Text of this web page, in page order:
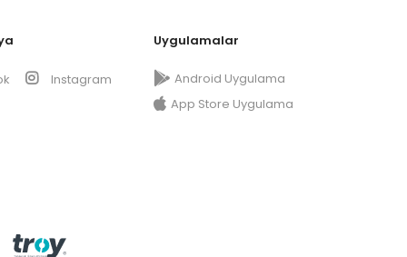
Instagram
Uygulamalar
Android Uygulama
App Store Uygulama